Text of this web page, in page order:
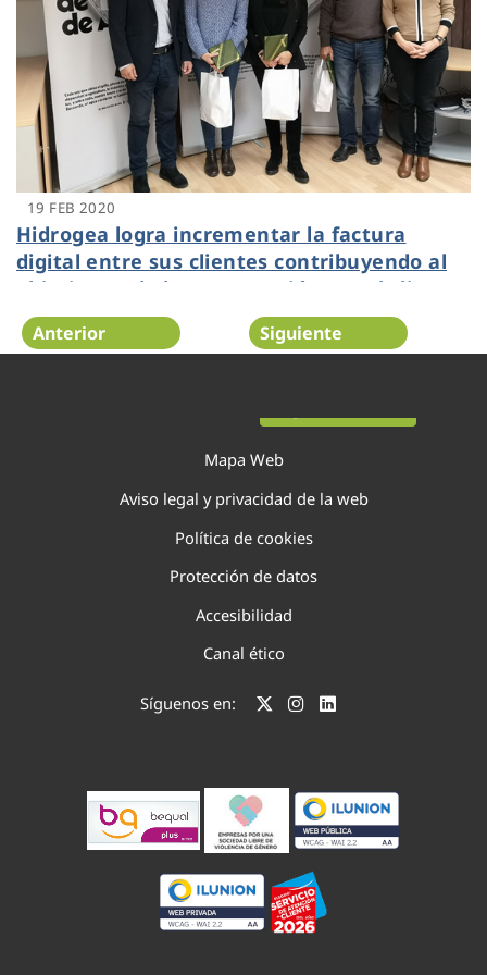
19 FEB 2020
Hidrogea logra incrementar la factura
digital entre sus clientes contribuyendo al
objetivo 13 de los ODS "Acción por el clima"
Anterior Siguiente
Mapa Web
Aviso legal y privacidad de la web
Política de cookies
Protección de datos
Accesibilidad
Canal ético
Síguenos en: